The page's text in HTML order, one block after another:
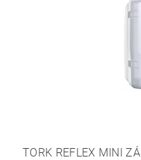
TORK REFLEX MINI